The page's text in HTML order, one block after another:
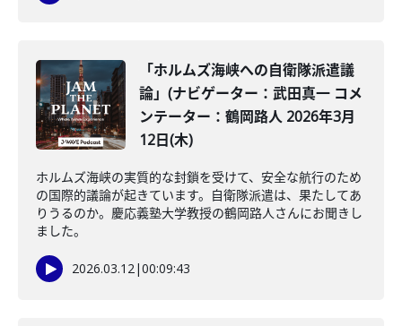
「ホルムズ海峡への自衛隊派遣議
論」(ナビゲーター：武田真一 コメ
ンテーター：鶴岡路人 2026年3月
12日(木)
ホルムズ海峡の実質的な封鎖を受けて、安全な航行のため
の国際的議論が起きています。自衛隊派遣は、果たしてあ
りうるのか。慶応義塾大学教授の鶴岡路人さんにお聞きし
ました。
2026.03.12|00:09:43